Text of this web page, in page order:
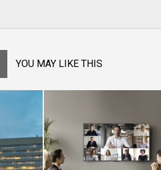
YOU MAY LIKE THIS